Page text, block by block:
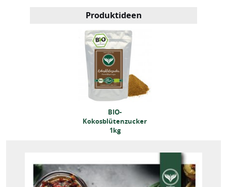
Produktideen
BIO-
Kokosblütenzucker
1kg